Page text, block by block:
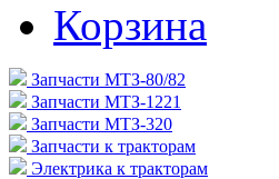
Корзина
Запчасти МТЗ-80/82
Запчасти МТЗ-1221
Запчасти МТЗ-320
Запчасти к тракторам
Электрика к тракторам